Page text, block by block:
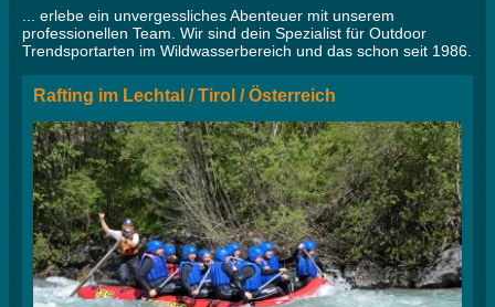
... erlebe ein unvergessliches Abenteuer mit unserem
professionellen Team. Wir sind dein Spezialist für Outdoor
Trendsportarten im Wildwasserbereich und das schon seit 1986.
Rafting im Lechtal / Tirol / Österreich